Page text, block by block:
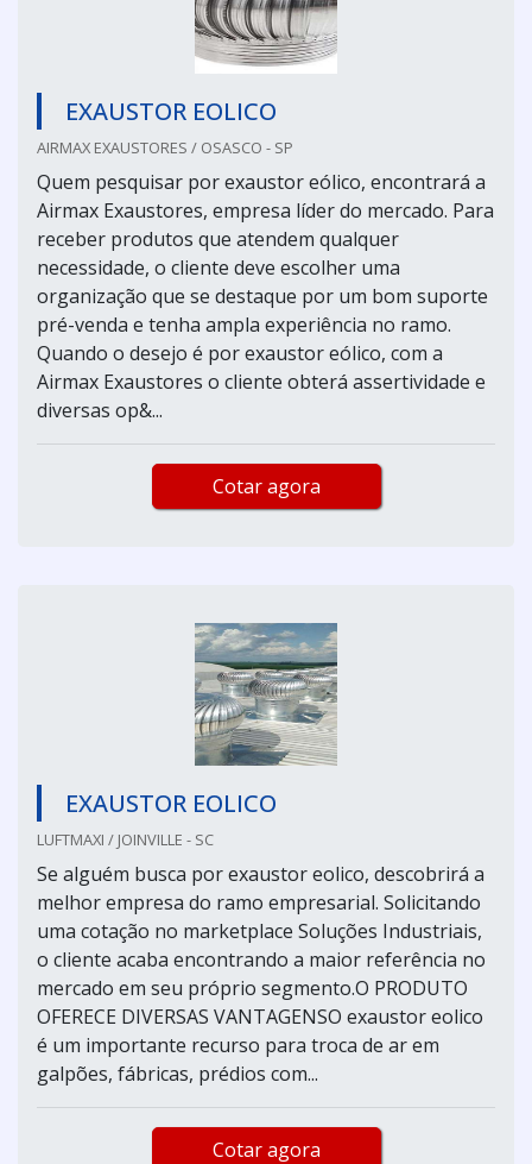
EXAUSTOR EOLICO
AIRMAX EXAUSTORES / OSASCO - SP
Quem pesquisar por exaustor eólico, encontrará a
Airmax Exaustores, empresa líder do mercado. Para
receber produtos que atendem qualquer
necessidade, o cliente deve escolher uma
organização que se destaque por um bom suporte
pré-venda e tenha ampla experiência no ramo.
Quando o desejo é por exaustor eólico, com a
Airmax Exaustores o cliente obterá assertividade e
diversas op&...
Cotar agora
EXAUSTOR EOLICO
LUFTMAXI / JOINVILLE - SC
Se alguém busca por exaustor eolico, descobrirá a
melhor empresa do ramo empresarial. Solicitando
uma cotação no marketplace Soluções Industriais,
o cliente acaba encontrando a maior referência no
mercado em seu próprio segmento.O PRODUTO
OFERECE DIVERSAS VANTAGENSO exaustor eolico
é um importante recurso para troca de ar em
galpões, fábricas, prédios com...
Cotar agora